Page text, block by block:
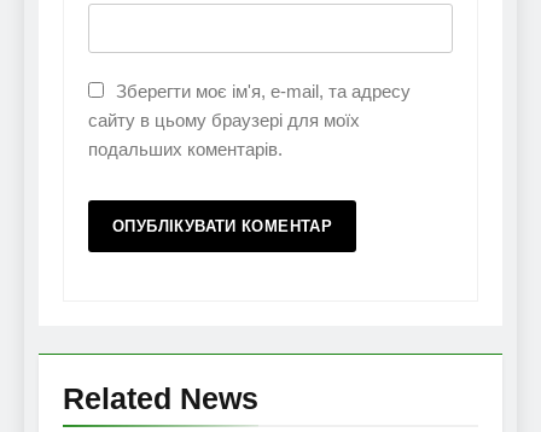
Зберегти моє ім'я, e-mail, та адресу
сайту в цьому браузері для моїх
подальших коментарів.
Related News